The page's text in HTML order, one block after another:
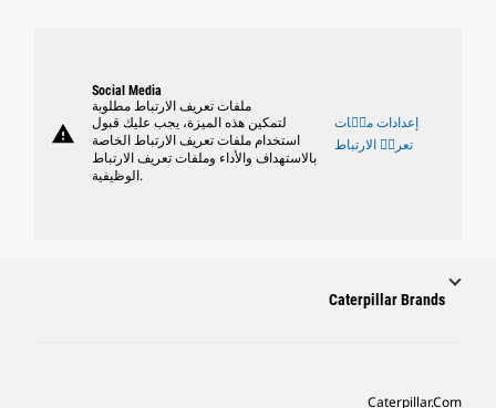
warning
Social Media
ملفات تعريف الارتباط مطلوبة
لتمكين هذه الميزة، يجب عليك قبول
استخدام ملفات تعريف الارتباط الخاصة
بالاستهداف والأداء وملفات تعريف الارتباط
الوظيفية.
إعدادات ملٝات
تعريٝ الارتباط
Caterpillar Brands
Caterpillar.com